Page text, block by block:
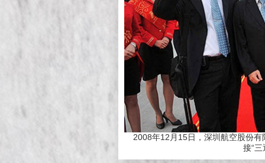
2008年12月15日，深圳航空股份
接“